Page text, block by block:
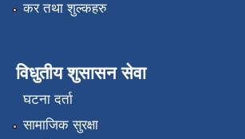
कर तथा शुल्कहरु
विधुतीय शुसासन सेवा
घटना दर्ता
सामाजिक सुरक्षा